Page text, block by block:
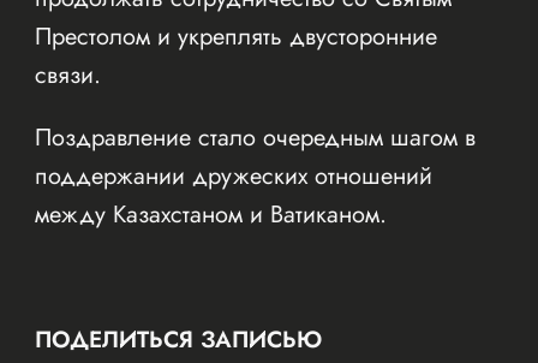
Престолом и укреплять двусторонние
связи.
Поздравление стало очередным шагом в
поддержании дружеских отношений
между Казахстаном и Ватиканом.
ПОДЕЛИТЬСЯ ЗАПИСЬЮ